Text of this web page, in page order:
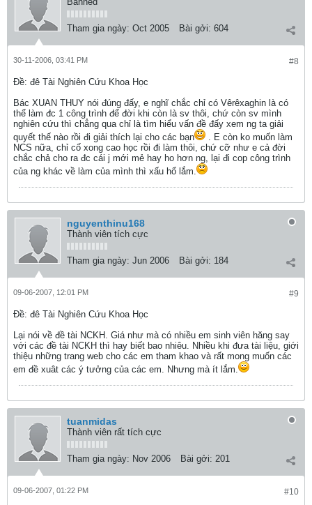
Tham gia ngày: Oct 2005 Bài gởi: 604
#8
30-11-2006, 03:41 PM
Ðề: đê Tài Nghiên Cứu Khoa Học
Bác XUAN THUY nói đúng đấy, e nghĩ chắc chỉ có Vêrêxaghin là có
thể làm đc 1 công trình để đời khi còn là sv thôi, chứ còn sv mình
nghiên cứu thì chẳng qua chỉ là tìm hiểu vấn đề đấy xem ng ta giải
quyết thế nào rồi đi giải thích lại cho các bạn
. E còn ko muốn làm
NCS nữa, chỉ cố xong cao học rồi đi làm thôi, chứ cỡ như e cả đời
chắc chả cho ra đc cái j mới mẻ hay ho hơn ng, lại đi cop công trình
của ng khác về làm của mình thì xấu hổ lắm.
nguyenthinu168
Thành viên tích cực
Tham gia ngày: Jun 2006 Bài gởi: 184
#9
09-06-2007, 12:01 PM
Ðề: đê Tài Nghiên Cứu Khoa Học
Lại nói về đề tài NCKH. Giá như mà có nhiều em sinh viên hăng say
với các đề tài NCKH thì hay biết bao nhiêu. Nhiều khi đưa tài liệu, giới
thiệu những trang web cho các em tham khao và rất mong muốn các
em đề xuât các ý tưởng của các em. Nhưng mà ít lắm.
tuanmidas
Thành viên rất tích cực
Tham gia ngày: Nov 2006 Bài gởi: 201
#10
09-06-2007, 01:22 PM